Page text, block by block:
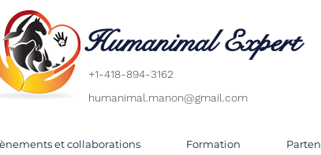
Humanimal Expert
+1-418-894-3162
humanimal.manon@gmail.com
et collaborations Formation